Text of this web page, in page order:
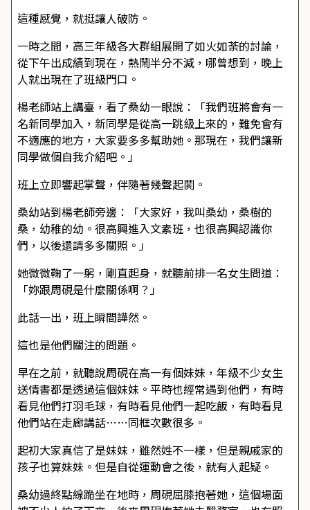
這種感覺，就挺讓人破防。
一時之間，高三年級各大群組展開了如火如荼的討論，
從下午出成績到現在，熱鬧半分不減，哪曾想到，晚上
人就出現在了班級門口。
楊老師站上講臺，看了桑幼一眼說：「我們班將會有一
名新同學加入，新同學是從高一跳級上來的，難免會有
不適應的地方，大家要多多幫助她。那現在，我們讓新
同學做個自我介紹吧。」
班上立即響起掌聲，伴隨著幾聲起鬨。
桑幼站到楊老師旁邊：「大家好，我叫桑幼，桑樹的
桑，幼稚的幼。很高興進入文素班，也很高興認識你
們，以後還請多多關照。」
她微微鞠了一躬，剛直起身，就聽前排一名女生問道：
「妳跟周硯是什麼關係啊？」
此話一出，班上瞬間譁然。
這也是他們關注的問題。
早在之前，就聽說周硯在高一有個妹妹，年級不少女生
送情書都是透過這個妹妹。平時也經常遇到他們，有時
看見他們打羽毛球，有時看見他們一起吃飯，有時看見
他們站在走廊講話……同框次數很多。
起初大家真信了是妹妹，雖然姓不一樣，但是親戚家的
孩子也算妹妹。但是自從運動會之後，就有人起疑。
桑幼過終點線跪坐在地時，周硯屈膝抱著她，這個場面